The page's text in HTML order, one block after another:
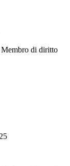
Membro di diritto